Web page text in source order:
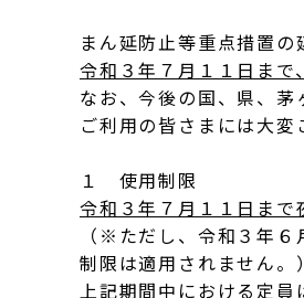
まん延防止等重点措置
令和３年７月１１日まで
なお、今後の国、県、茅
ご利用の皆さまには大変
１ 使用制限
令和３年７月１１日まで
（※ただし、令和３年６
制限は適用されません。
上記期間中における定